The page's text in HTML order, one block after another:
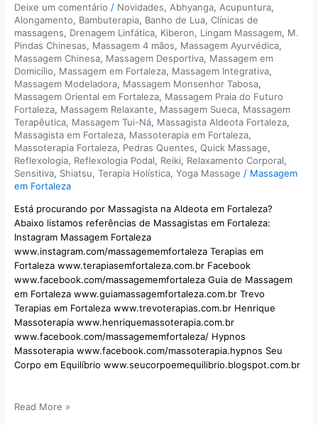
Deixe um comentário / Novidades, Abhyanga, Acupuntura,
Alongamento, Bambuterapia, Banho de Lua,Clínicas de
massagens, Drenagem Linfática, Kiberon, Lingam Massagem, M.
Pindas Chinesas, Massagem 4 mãos, Massagem Ayurvédica,
Massagem Chinesa, Massagem Desportiva, Massagem em
Domicílio, Massagem em Fortaleza, Massagem Integrativa,
Massagem Modeladora, Massagem Monsenhor Tabosa,
Massagem Oriental em Fortaleza, Massagem Praia do Futuro
Fortaleza, Massagem Relaxante, Massagem Sueca, Massagem
Terapêutica, Massagem Tui-Ná, Massagista Aldeota Fortaleza,
Massagista em Fortaleza, Massoterapia em Fortaleza,
Massoterapia Fortaleza, Pedras Quentes,Quick Massage,
Reflexologia, Reflexologia Podal, Reiki, Relaxamento Corporal,
Sensitiva, Shiatsu,Terapia Holística,Yoga Massage / Massagem
em Fortaleza
Está procurando por Massagista na Aldeota em Fortaleza?
Abaixo listamos referências de Massagistas em Fortaleza:
Instagram Massagem Fortaleza
www.instagram.com/massagememfortaleza Terapias em
Fortaleza www.terapiasemfortaleza.com.br Facebook
www.facebook.com/massagememfortaleza Guia de Massagem
em Fortaleza www.guiamassagemfortaleza.com.br Trevo
Terapias em Fortaleza www.trevoterapias.com.br Henrique
Massoterapia www.henriquemassoterapia.com.br
www.facebook.com/massagememfortaleza/ Hypnos
Massoterapia www.facebook.com/massoterapia.hypnos Seu
Corpo em Equilíbrio www.seucorpoemequilibrio.blogspot.com.br
Read More »